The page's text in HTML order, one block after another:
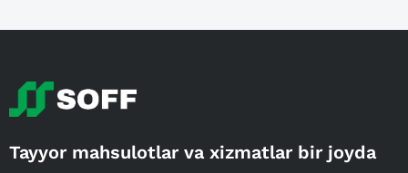
Tayyor mahsulotlar va xizmatlar bir joyda